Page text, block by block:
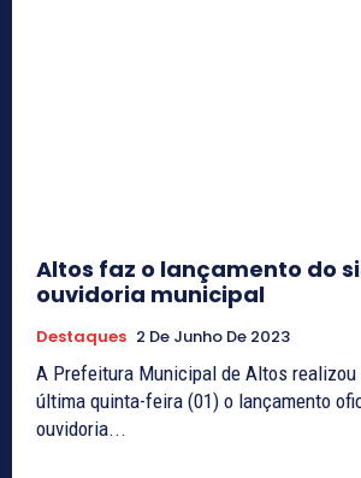
Altos faz o lançamento do
ouvidoria municipal
Destaques 2 De Junho De 2023
A Prefeitura Municipal de Altos realizou
última quinta-feira (01) o lançamento
ouvidoria...